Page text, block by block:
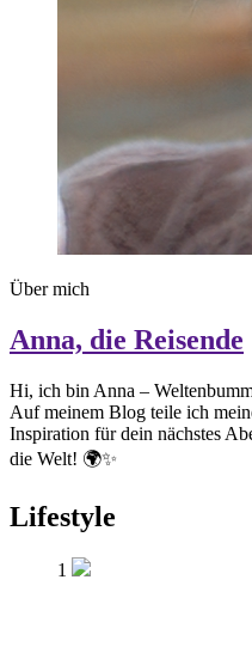
Über mich
Anna, die Reisende
Hi, ich bin Anna –
Auf meinem Blog teile ich
Inspiration für dein nächstes
die Welt! 🌍✨
Lifestyle
1